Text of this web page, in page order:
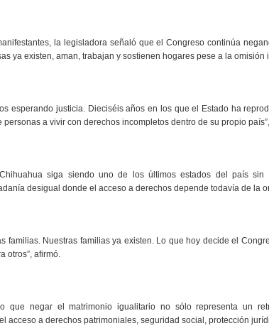
la legisladora señaló que el Congreso continúa
ya existen, aman, trabajan y sostienen hogares pese a la omisión
esperando justicia. Dieciséis años en los que el Estado ha
a vivir con derechos incompletos dentro de su propio
siga siendo uno de los últimos estados del país sin
desigual donde el acceso a derechos depende todavía de la
familias. Nuestras familias ya existen. Lo que hoy decide el
otros”, afirmó.
que negar el matrimonio igualitario no sólo representa un
acceso a derechos patrimoniales, seguridad social, protección